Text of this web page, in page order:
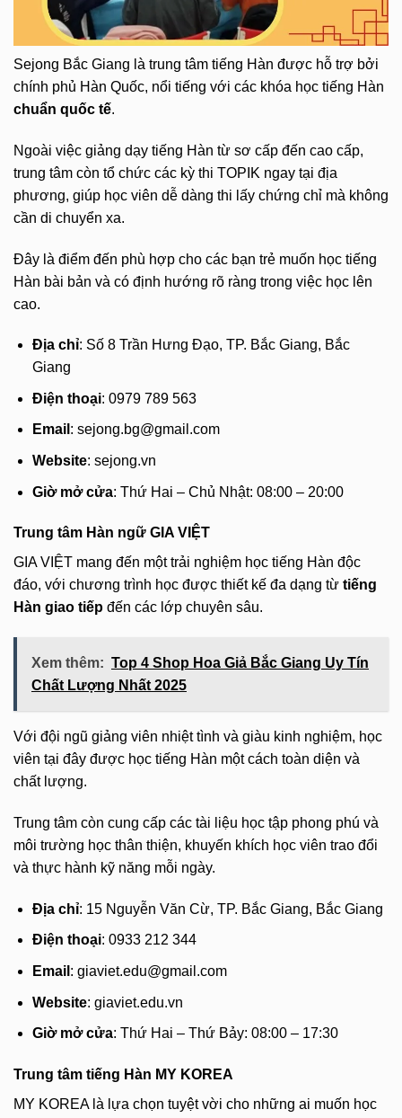
Sejong Bắc Giang là trung tâm tiếng Hàn được hỗ trợ bởi
chính phủ Hàn Quốc, nổi tiếng với các khóa học tiếng Hàn
chuẩn quốc tế.
Ngoài việc giảng dạy tiếng Hàn từ sơ cấp đến cao cấp,
trung tâm còn tổ chức các kỳ thi TOPIK ngay tại địa
phương, giúp học viên dễ dàng thi lấy chứng chỉ mà không
cần di chuyển xa.
Đây là điểm đến phù hợp cho các bạn trẻ muốn học tiếng
Hàn bài bản và có định hướng rõ ràng trong việc học lên
cao.
Địa chỉ: Số 8 Trần Hưng Đạo, TP. Bắc Giang, Bắc
Giang
Điện thoại: 0979 789 563
Email : sejong.bg@gmail.com
Website: sejong.vn
Giờ mở cửa: Thứ Hai – Chủ Nhật: 08:00 – 20:00
Trung tâm Hàn ngữ GIA VIỆT
GIA VIỆT mang đến một trải nghiệm học tiếng Hàn độc
đáo, với chương trình học được thiết kế đa dạng từ tiếng
Hàn giao tiếp đến các lớp chuyên sâu.
Xem thêm: Top 4 Shop Hoa Giả Bắc Giang Uy Tín
Chất Lượng Nhất 2025
Với đội ngũ giảng viên nhiệt tình và giàu kinh nghiệm, học
viên tại đây được học tiếng Hàn một cách toàn diện và
chất lượng.
Trung tâm còn cung cấp các tài liệu học tập phong phú và
môi trường học thân thiện, khuyến khích học viên trao đổi
và thực hành kỹ năng mỗi ngày.
Địa chỉ: 15 Nguyễn Văn Cừ, TP. Bắc Giang, Bắc Giang
Điện thoại: 0933 212 344
Email : giaviet.edu@gmail.com
Website: giaviet.edu.vn
Giờ mở cửa: Thứ Hai – Thứ Bảy: 08:00 – 17:30
Trung tâm tiếng Hàn MY KOREA
MY KOREA là lựa chọn tuyệt vời cho những ai muốn học